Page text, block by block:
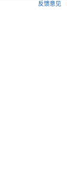
反馈意见